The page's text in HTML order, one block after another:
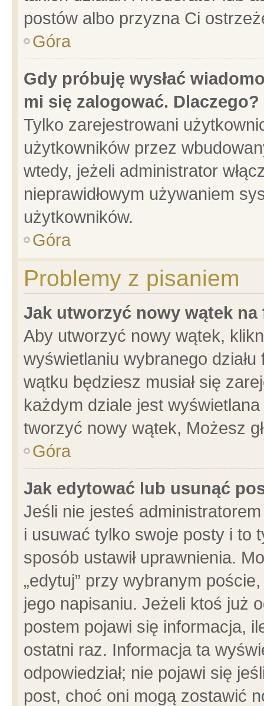
postów albo przyzna Ci
Góra
Gdy próbuję wysłać
mi się zalogować. Dlaczego?
Tylko zarejestrowani
użytkowników przez
wtedy, jeżeli administrator
nieprawidłowym używaniem
użytkowników.
Góra
Problemy z pisaniem
Jak utworzyć nowy wątek na
Aby utworzyć nowy wątek,
wyświetlaniu wybranego
wątku będziesz musiał się
każdym dziale jest
tworzyć nowy wątek, Możesz
Góra
Jak edytować lub usunąć
Jeśli nie jesteś
i usuwać tylko swoje posty i to
sposób ustawił uprawnienia.
„edytuj” przy wybranym
jego napisaniu. Jeżeli ktoś już
postem pojawi się informacja,
ostatni raz. Informacja ta
odpowiedział; nie pojawi się
post, choć oni mogą zostawić